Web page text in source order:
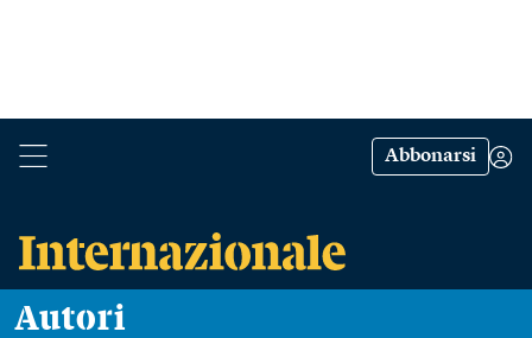
Abbonarsi
Autori